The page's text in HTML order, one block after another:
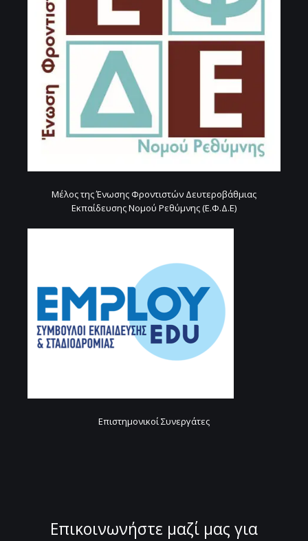
Μέλος της Ένωσης Φροντιστών Δευτεροβάθμιας
Εκπαίδευσης Νομού Ρεθύμνης (Ε.Φ.Δ.Ε)
Επιστημονικοί Συνεργάτες
Επικοινωνήστε μαζί μας για